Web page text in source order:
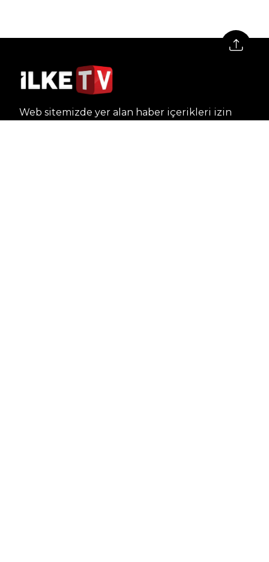
Web sitemizde yer alan haber içerikleri izin